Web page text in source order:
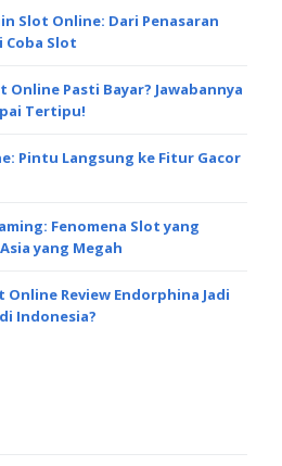
Slot Online: Dari Penasaran
Coba Slot
Online Pasti Bayar? Jawabannya
Tertipu!
Pintu Langsung ke Fitur Gacor
Fenomena Slot yang
yang Megah
Review Endorphina Jadi
Indonesia?